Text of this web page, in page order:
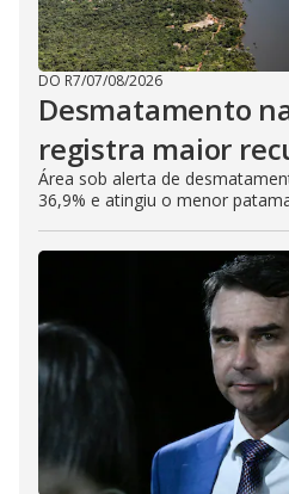
DO R7/07/08/2026
Desmatamento
registra maior
Área sob alerta de
36,9% e atingiu o menor